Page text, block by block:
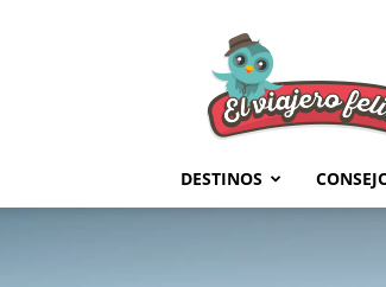
DESTINOS